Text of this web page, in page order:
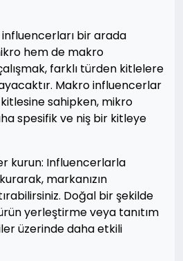
bir arada
hem de makro
farklı türden kitlelere
Makro influencerlar
sahipken, mikro
spesifik ve niş bir kitleye
kurun: Influencerlarla
markanızın
Doğal bir şekilde
yerleştirme veya tanıtım
üzerinde daha etkili